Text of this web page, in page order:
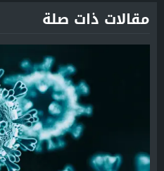
مقالات ذات صلة